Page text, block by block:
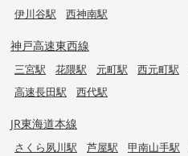
伊川谷駅
西神南駅
神戸高速東西線
三宮駅 花隈駅 元町駅 西元町駅
高速長田駅
西代駅
JR東海道本線
さくら夙川駅 芦屋駅 甲南山手駅